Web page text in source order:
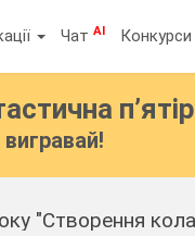
ЧатAI Конкурси
"Створення